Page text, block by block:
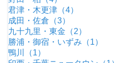
君津・木更津（4）
成田・佐倉（3）
九十九里・東金（2）
勝浦・御宿・いずみ（1）
鴨川（1）